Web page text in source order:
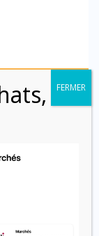
–
FERMER